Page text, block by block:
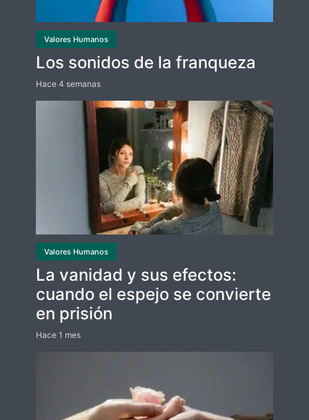
Valores Humanos
Los sonidos de la franqueza
Hace 4 semanas
Valores Humanos
La vanidad y sus efectos:
cuando el espejo se convierte
en prisión
Hace 1 mes